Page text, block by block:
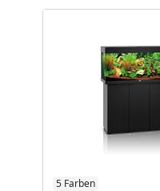
5 Farben